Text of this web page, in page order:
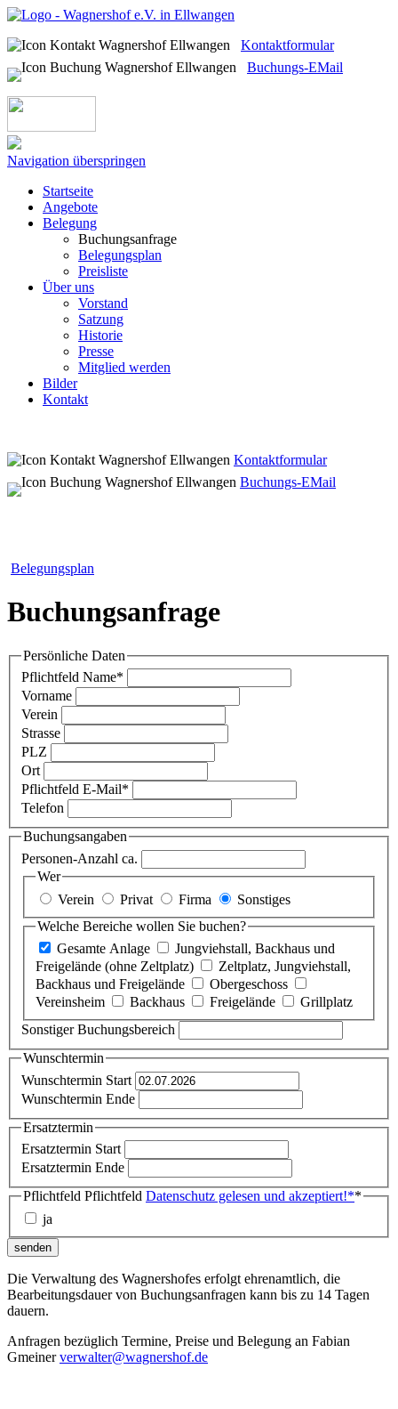
Kontaktformular
Buchungs-EMail
Navigation überspringen
Startseite
Angebote
Belegung
Buchungsanfrage
Belegungsplan
Preisliste
Über uns
Vorstand
Satzung
Historie
Presse
Mitglied werden
Bilder
Kontakt
Kontaktformular
Buchungs-EMail
Belegungsplan
Buchungsanfrage
Persönliche Daten
Pflichtfeld Name*
Vorname
Verein
Strasse
PLZ
Ort
Pflichtfeld E-Mail*
Telefon
Buchungsangaben
Personen-Anzahl ca.
Wer
Verein
Privat Firma
Sonstiges
Welche Bereiche wollen Sie buchen?
Gesamte Anlage
Jungviehstall, Backhaus und
Freigelände (ohne Zeltplatz)
Zeltplatz, Jungviehstall,
Backhaus und Freigelände
Obergeschoss
Vereinsheim
Backhaus Freigelände
Grillplatz
Sonstiger Buchungsbereich
Wunschtermin
Wunschtermin Start
Wunschtermin Ende
Ersatztermin
Ersatztermin Start
Ersatztermin Ende
Pflichtfeld Pflichtfeld Datenschutz gelesen und akzeptiert!**
ja
senden
Die Verwaltung des Wagnershofes erfolgt ehrenamtlich, die
Bearbeitungsdauer von Buchungsanfragen kann bis zu 14 Tagen
dauern.
Anfragen bezüglich Termine, Preise und Belegung an Fabian
Gmeinerverwalter@wagnershof.de